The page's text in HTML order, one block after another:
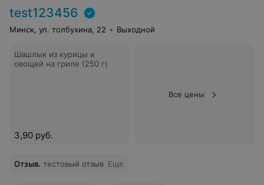
test123456
Минск, ул. толбухина, 22 Выходной
Шашлык из курицы и
овощей на гриле (250 г)
3,90 руб.
Все цены
Отзыв. тестовый отзыв Еще